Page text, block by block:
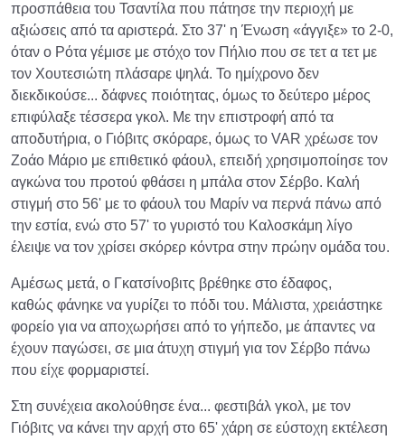
προσπάθεια του Τσαντίλα που πάτησε την περιοχή με
αξιώσεις από τα αριστερά. Στο 37' η Ένωση «άγγιξε» το 2-0,
όταν ο Ρότα γέμισε με στόχο τον Πήλιο που σε τετ α τετ με
τον Χουτεσιώτη πλάσαρε ψηλά. Το ημίχρονο δεν
διεκδικούσε... δάφνες ποιότητας, όμως το δεύτερο μέρος
επιφύλαξε τέσσερα γκολ. Με την επιστροφή από τα
αποδυτήρια, ο Γιόβιτς σκόραρε, όμως το VAR χρέωσε τον
Ζοάο Μάριο με επιθετικό φάουλ, επειδή χρησιμοποίησε τον
αγκώνα του προτού φθάσει η μπάλα στον Σέρβο. Καλή
στιγμή στο 56' με το φάουλ του Μαρίν να περνά πάνω από
την εστία, ενώ στο 57' το γυριστό του Καλοσκάμη λίγο
έλειψε να τον χρίσει σκόρερ κόντρα στην πρώην ομάδα του.
Αμέσως μετά, ο Γκατσίνοβιτς βρέθηκε στο έδαφος,
καθώς φάνηκε να γυρίζει το πόδι του. Μάλιστα, χρειάστηκε
φορείο για να αποχωρήσει από το γήπεδο, με άπαντες να
έχουν παγώσει, σε μια άτυχη στιγμή για τον Σέρβο πάνω
που είχε φορμαριστεί.
Στη συνέχεια ακολούθησε ένα... φεστιβάλ γκολ, με τον
Γιόβιτς να κάνει την αρχή στο 65' χάρη σε εύστοχη εκτέλεση